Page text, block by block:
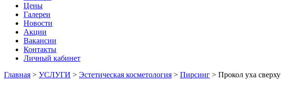
Цены
Галереи
Новости
Акции
Вакансии
Контакты
Личный кабинет
Главная > УСЛУГИ > Эстетическая косметология > Пирсинг > Прокол уха сверху